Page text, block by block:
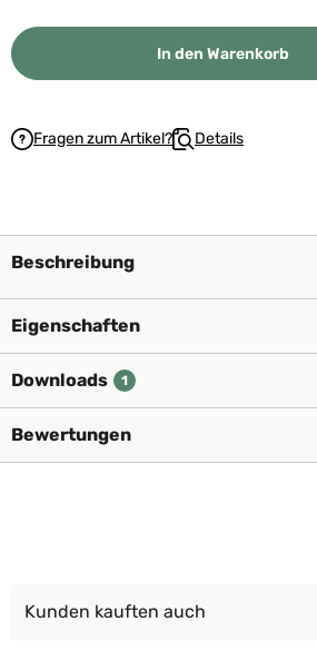
In den Warenkorb
Fragen zum Artikel? Details
Beschreibung
Eigenschaften
Downloads 1
Bewertungen
Kunden kauften auch